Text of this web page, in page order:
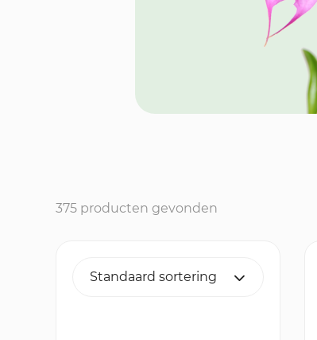
375 producten gevonden